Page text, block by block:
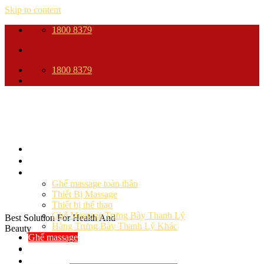
Skip to content
1800 8379
1800 8379
Best Solution For Health And
Beauty
Ghế massage toàn thân
Thiết Bị Massage
Thiết bị thể thao
Ghế Massage Trưng Bày Thanh Lý
Hàng Trưng Bày Thanh Lý Khác
Ghế massage